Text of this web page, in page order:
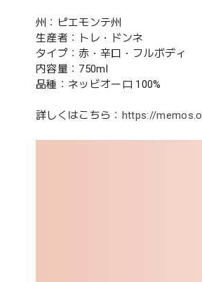
州：ピエモンテ州
生産者：トレ・ドンネ
タイプ：赤・辛口・フルボディ
内容量：750ml
品種：ネッビオーロ 100%
詳しくはこちら： https://